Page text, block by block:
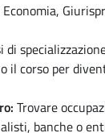
di
il corso per
Trovare
banche o